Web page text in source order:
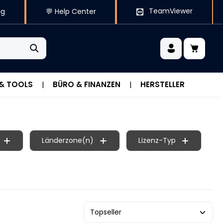
💬 Help Center TeamViewer
TOOLS BÜRO & FINANZEN HERSTELLER
Länderzone(n) Lizenz-Typ